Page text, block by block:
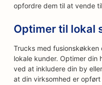
opfordre dem til at vende
Optimer til lokal
Trucks med
lokale kunder. Optimer din
ved at inkludere din by
at din virksomhed er opført